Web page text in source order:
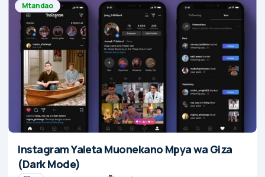
Mtandao
Instagram Yaleta Muonekano Mpya wa Giza
(Dark Mode)